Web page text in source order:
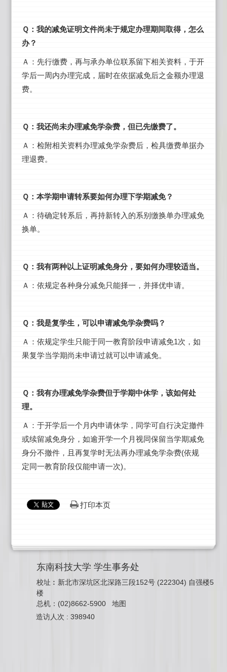
Ｑ：我的减免证明文件尚未于规定办理期间取得，怎么
办？
Ａ：先行缴费，再与承办单位联系留下相关资料，于开
学后一周内办理完成，届时在依据减免后之金额办理退
费。
Ｑ：我还尚未办理减免学杂费，但已先缴费了。
Ａ：检附相关资料办理减免学杂费后，检具缴费单据办
理退费。
Ｑ：本学期申请转系要如何办理下学期减免？
Ａ：待确定转系后，再持新转入的系别缴换单办理减免
换单。
Ｑ：我有两种以上证明减免身分，要如何办理较适当。
Ａ：依规定各种身分减免只能择一，并择优申请。
Ｑ：我是复学生，可以申请减免学杂费吗？
Ａ：依规定学生只能于同一教育阶段申请减免1次，如
果复学当学期尚未申请过就可以申请减免。
Ｑ：我有办理减免学杂费但于学期中休学，该如何处
理。
Ａ：于开学后一个月内申请休学，同学可自行决定撤件
或续留减免身分，如逾开学一个月视同保留当学期减免
身分不撤件，且再复学时无法再办理减免学杂费(依规
定同一教育阶段仅能申请一次)。
打印本页
东南科技大学 学生事务处
校址︰新北市深坑区北深路三段152号 (222304) 自强楼5
楼
总机：(02)8662-5900地图
造访人次 : 398940